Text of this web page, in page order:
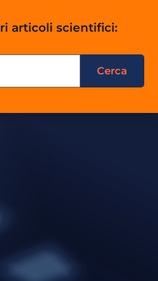
articoli scientifici: